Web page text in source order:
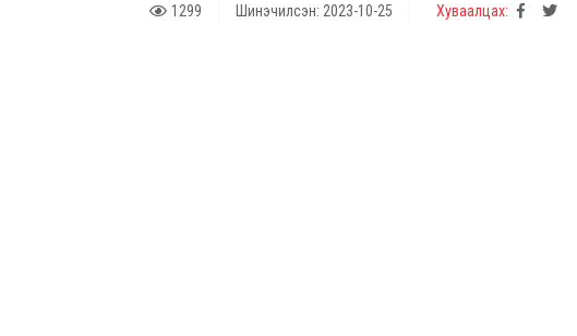
1299 Шинэчилсэн: 2023-10-25 Хуваалцах: